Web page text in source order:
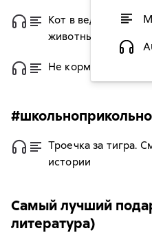
Кот в ведре.
животных
Не кормить и не
#школьноприкольно
Троечка за тигра.
истории
Самый лучший
литература)